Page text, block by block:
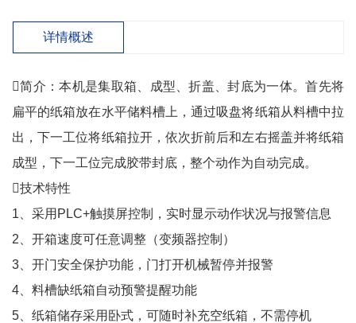
详情概述
简介：本机是集取箱、成型、折盖、封底为一体。首先将
扁平的纸箱放在水平储料槽上，通过吸盘将纸箱从料槽中拉
出，下一工位将纸箱拉开，依次折前后和左右摇盖并将纸箱
成型，下一工位完成胶带封底，整个动作为自动完成。
技术特性
1、采用PLC+触摸屏控制，实时显示动作状况与报警信息
2、开箱速度可任意调整（变频器控制）
3、开门安全保护功能，门打开机械暂停并报警
4、料槽缺纸箱自动预警提醒功能
5、纸箱储存采用卧式，可随时补充空纸箱，不需停机